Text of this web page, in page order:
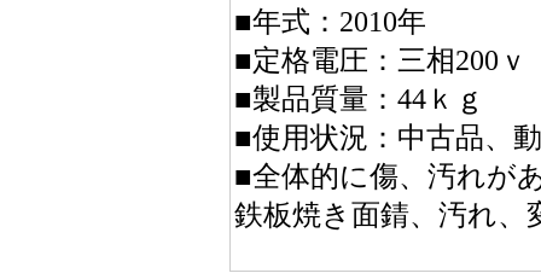
■年式：2010年
■定格電圧：三相200ｖ
■製品質量：44ｋｇ
■使用状況：中古品、
■全体的に傷、汚れが
鉄板焼き面錆、汚れ、